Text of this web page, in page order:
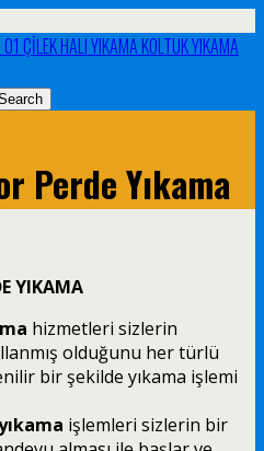
ÇİLEK HALI YIKAMA KOLTUK YIKAMA
Perde Yıkama
YIKAMA
hizmetleri sizlerin
olduğunu her türlü
bir şekilde yıkama işlemi
işlemleri sizlerin bir